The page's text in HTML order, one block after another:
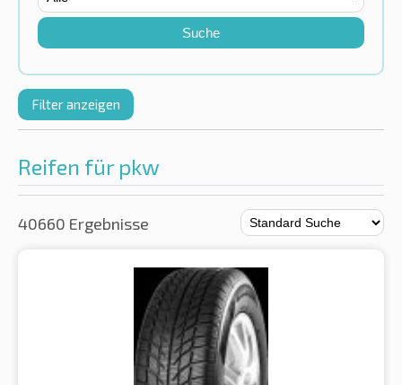
Suche
Filter anzeigen
Reifen für pkw
40660 Ergebnisse